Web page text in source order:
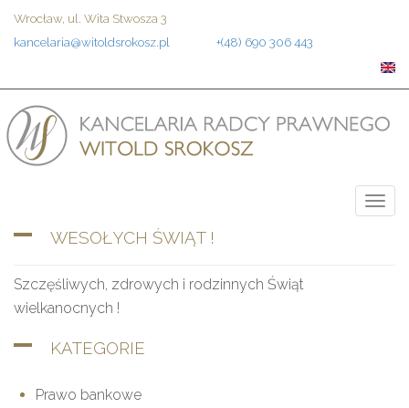
Przejdź
do
Wrocław, ul. Wita Stwosza 3
kancelaria@witoldsrokosz.pl
+(48) 690 306 443
WESOŁYCH ŚWIĄT !
Szczęśliwych, zdrowych i rodzinnych Świąt
wielkanocnych !
KATEGORIE
Prawo bankowe